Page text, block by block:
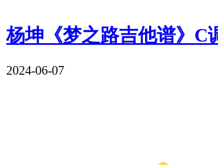
杨坤《梦之路吉他谱》C
2024-06-07